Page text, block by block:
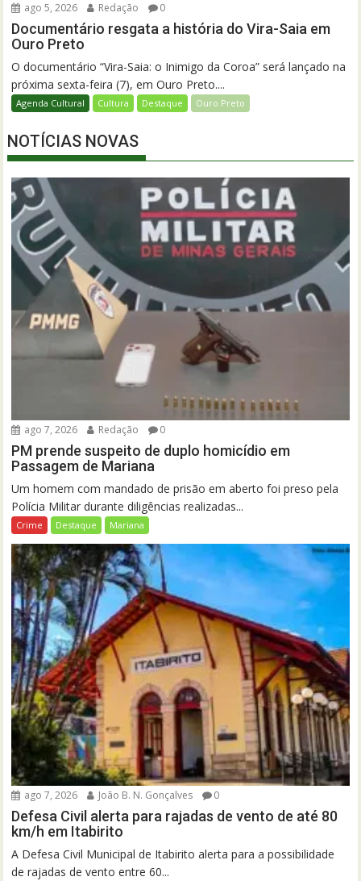
ago 5, 2026 Redação 0
Documentário resgata a história do Vira-Saia em
Ouro Preto
O documentário “Vira-Saia: o Inimigo da Coroa” será lançado na
próxima sexta-feira (7), em Ouro Preto....
Agenda Cultural Cultura Destaque Ouro Preto
NOTÍCIAS NOVAS
ago 7, 2026 Redação 0
PM prende suspeito de duplo homicídio em
Passagem de Mariana
Um homem com mandado de prisão em aberto foi preso pela
Polícia Militar durante diligências realizadas...
Crime Destaque Mariana
ago 7, 2026 João B. N. Gonçalves 0
Defesa Civil alerta para rajadas de vento de até 80
km/h em Itabirito
A Defesa Civil Municipal de Itabirito alerta para a possibilidade
de rajadas de vento entre 60...